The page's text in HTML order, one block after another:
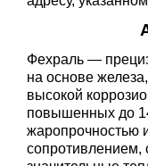
Фехраль —
на основе
высокой
повышенных до
жаропрочностью
сопротивлением,